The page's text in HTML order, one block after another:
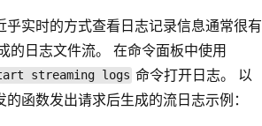
乎实时的方式查看日志记录信息通常很有
的日志文件流。 在命令面板中使用
streaming logs 命令打开日志。 以
函数发出请求后生成的流日志示例：